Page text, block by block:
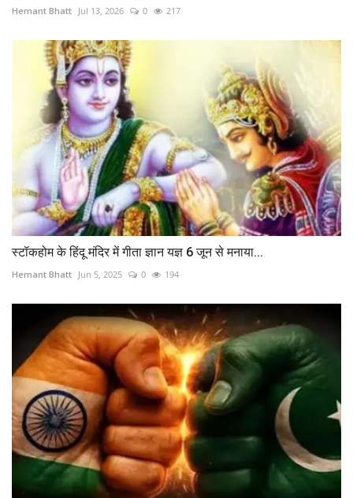
Hemant Bhatt Jul 13, 2026 0 217
स्टॉकहोम के हिंदू मंदिर में गीता ज्ञान यज्ञ 6 जून से मनाया...
Hemant Bhatt Jun 5, 2025 0 194